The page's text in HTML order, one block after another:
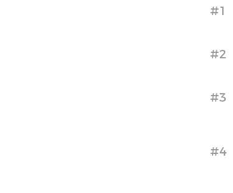
#1
#2
#3
#4